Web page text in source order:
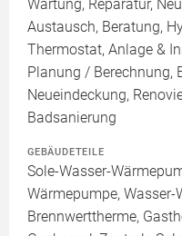
Wartung, Reparatur,
Austausch, Beratung,
Thermostat, Anlage &
Planung / Berechnung,
Neueindeckung,
Badsanierung
GEBÄUDETEILE
Sole-Wasser-
Wärmepumpe, Wasser-
Brennwerttherme,